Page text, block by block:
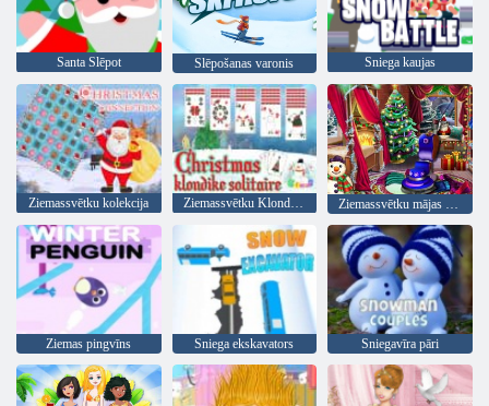
Santa Slēpot Slēpošanas varonis Sniega kaujas
Ziemassvētku kolekcija Ziemassvētku Klondike Solitaire Ziemassvētku mājas tīrīšana
Ziemas pingvīns Sniega ekskavators Sniegavīra pāri